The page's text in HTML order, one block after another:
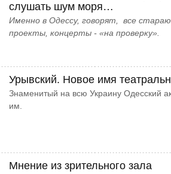
слушать шум моря…
Именно в Одессу, говорят, все
проекты, концерты - «на проверку».
Урывский. Новое имя
Знаменитый на всю Украину Одесский
им.
Мнение из зрительного зала